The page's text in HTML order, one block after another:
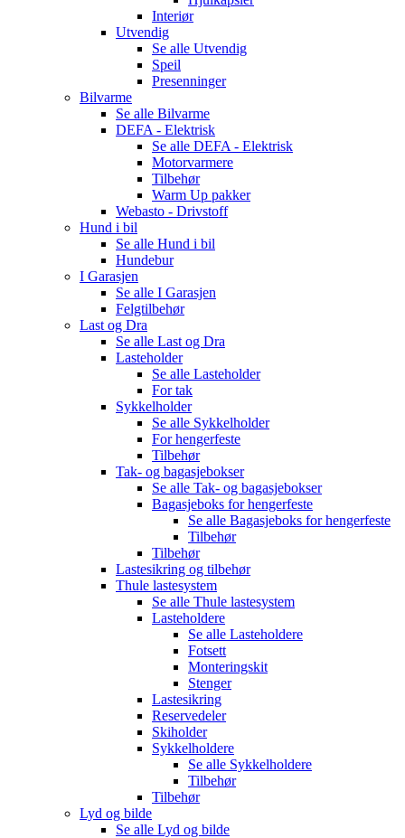
Interiør
Utvendig
Se alle Utvendig
Speil
Presenninger
Bilvarme
Se alle Bilvarme
DEFA - Elektrisk
Se alle DEFA - Elektrisk
Motorvarmere
Tilbehør
Warm Up pakker
Webasto - Drivstoff
Hund i bil
Se alle Hund i bil
Hundebur
I Garasjen
Se alle I Garasjen
Felgtilbehør
Last og Dra
Se alle Last og Dra
Lasteholder
Se alle Lasteholder
For tak
Sykkelholder
Se alle Sykkelholder
For hengerfeste
Tilbehør
Tak- og bagasjebokser
Se alle Tak- og bagasjebokser
Bagasjeboks for hengerfeste
Se alle Bagasjeboks for hengerfeste
Tilbehør
Tilbehør
Lastesikring og tilbehør
Thule lastesystem
Se alle Thule lastesystem
Lasteholdere
Se alle Lasteholdere
Fotsett
Monteringskit
Stenger
Lastesikring
Reservedeler
Skiholder
Sykkelholdere
Se alle Sykkelholdere
Tilbehør
Tilbehør
Lyd og bilde
Se alle Lyd og bilde